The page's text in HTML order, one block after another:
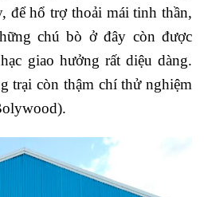
để hổ trợ thoải mái tinh thần,
chú bò ở đây còn được
giao hưởng rất diệu dàng.
trại còn thậm chí thử nghiệm